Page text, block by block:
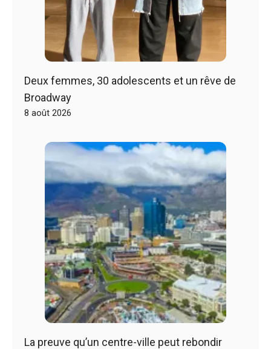
Deux femmes, 30 adolescents et un rêve de
Broadway
8 août 2026
La preuve qu’un centre-ville peut rebondir